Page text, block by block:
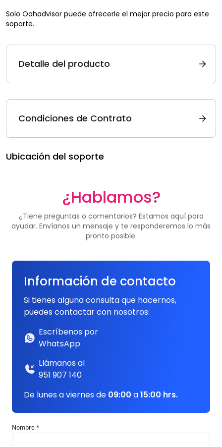
Solo Oohadvisor puede ofrecerle el mejor precio para este
soporte.
Detalle del producto
Condiciones de Contrato
Ubicación del soporte
¿Hablamos?
¿Tiene preguntas o comentarios? Estamos aquí para
ayudar. Envíanos un mensaje y te responderemos lo más
pronto posible.
Información de contacto
Si tienes alguna consulta que hacernos,
puedes contactar con nosotros:
Escríbenos por
WhatsApp
Llámanos al
951 907 140
De lunes a viernes de 09:00 a15:00 hrs.
Nombre *